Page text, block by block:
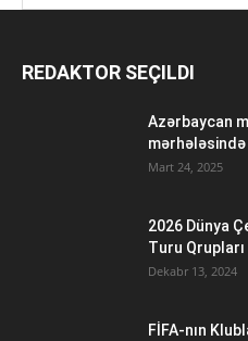
REDAKTOR SEÇILDI
Azərbaycan
Mart 24, 2025
2026 Dünya
Turu
Dekabr 13, 2024
FİFA-nın